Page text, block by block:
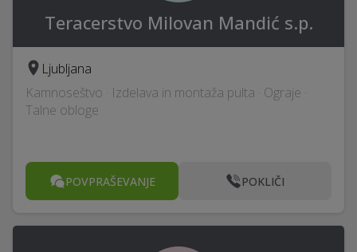
Teracerstvo Milovan Mandić s.p.
Ljubljana
Kamnoseštvo · Izdelava in montaža pulta · Ograje ·
Talne obloge
POVPRAŠEVANJE POKLIČI